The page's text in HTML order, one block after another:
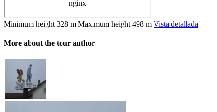
Minimum height 328 m Maximum height 498 m Vista detallada
More about the tour author